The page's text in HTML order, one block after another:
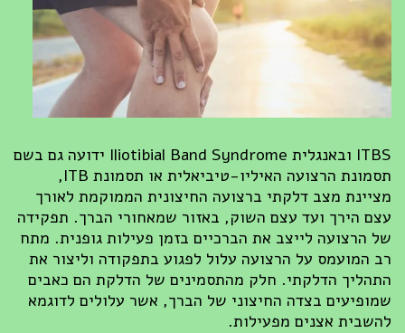
ITBS ובאנגלית Iliotibial Band Syndrome ידועה גם בשם
תסמונת הרצועה האיליו-טיביאלית או תסמונת ITB,
מציינת מצב דלקתי ברצועה החיצונית הממוקמת לאורך
עצם הירך ועד עצם השוק, באזור שמאחורי הברך. תפקידה
של הרצועה לייצב את הברכיים בזמן פעילות גופנית. מתח
רב המועמס על הרצועה עלול לפגוע בתפקודה וליצור את
התהליך הדלקתי. חלק מהתסמינים של הדלקת הם כאבים
שמופיעים בצדה החיצוני של הברך, אשר עלולים לדוגמא
להשבית אצנים מפעילות.